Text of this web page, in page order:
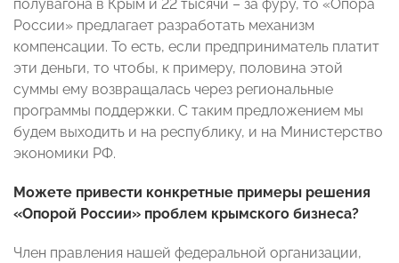
полувагона в Крым и 22 тысячи – за фуру, то «Опора
России» предлагает разработать механизм
компенсации. То есть, если предприниматель платит
эти деньги, то чтобы, к примеру, половина этой
суммы ему возвращалась через региональные
программы поддержки. С таким предложением мы
будем выходить и на республику, и на Министерство
экономики РФ.
Можете привести конкретные примеры решения
«Опорой России» проблем крымского бизнеса?
Член правления нашей федеральной организации,